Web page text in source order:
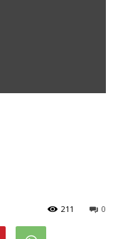
0
211